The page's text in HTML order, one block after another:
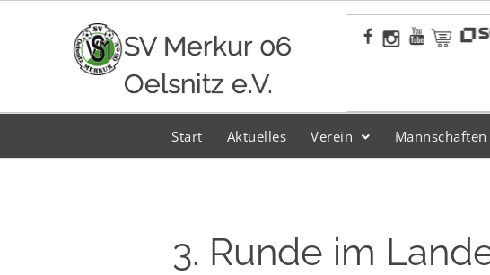
SV Merkur 06
Oelsnitz e.V.
Start Aktuelles Verein Mannschaften
3. Runde im